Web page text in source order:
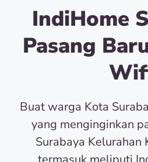
IndiHome
Pasang
Buat warga Kota
yang menginginkan
Surabaya Kelurahan